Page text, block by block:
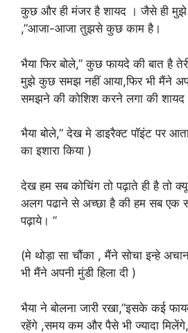
कुछ और ही मंजर है शायद । जैसे ही मुझे
,”आजा-आजा तुझसे कुछ काम है।
भैया फिर बोले,” कुछ फायदे की बात है
मुझे कुछ समझ नहीं आया,फिर भी मैंने
समझने की कोशिश करने लगा की
भैया बोले,” देख मे डाइरैक्ट पॉइंट पर
का इशारा किया )
देख हम सब कोचिंग तो पढ़ाते ही है तो
अलग पढाने से अच्छा है की हम सब एक
पढ़ाये। ”
(मे थोड़ा सा चौंका , मैंने सोचा इन्हे
भी मैंने अपनी मुंडी हिला दी )
भैया ने बोलना जारी रखा,”इसके कई
रहेंगे ,समय कम और पैसे भी ज्यादा